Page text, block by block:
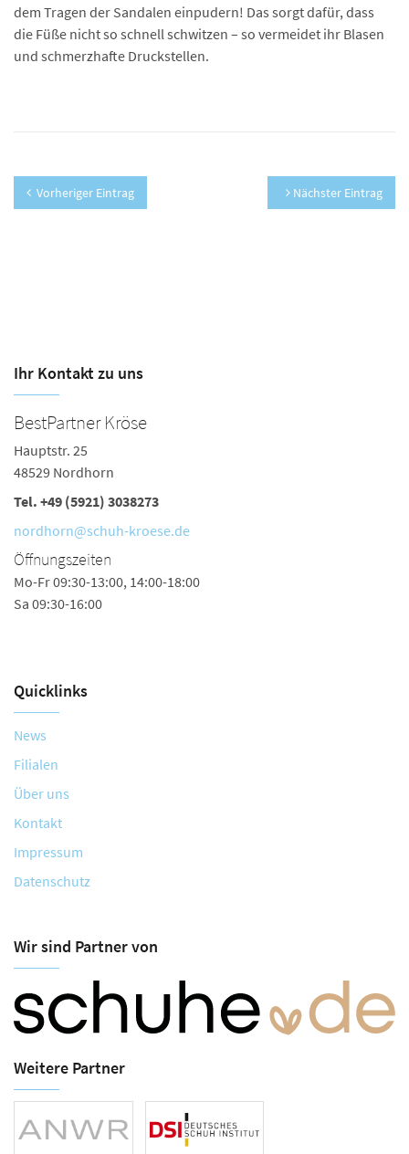
dem Tragen der Sandalen einpudern! Das sorgt dafür, dass
die Füße nicht so schnell schwitzen – so vermeidet ihr Blasen
und schmerzhafte Druckstellen.
Vorheriger Eintrag Nächster Eintrag
Ihr Kontakt zu uns
BestPartner Kröse
Hauptstr. 25
48529 Nordhorn
Tel. +49 (5921) 3038273
nordhorn@schuh-kroese.de
Öffnungszeiten
Mo-Fr 09:30-13:00, 14:00-18:00
Sa 09:30-16:00
Quicklinks
News
Filialen
Über uns
Kontakt
Impressum
Datenschutz
Wir sind Partner von
Weitere Partner